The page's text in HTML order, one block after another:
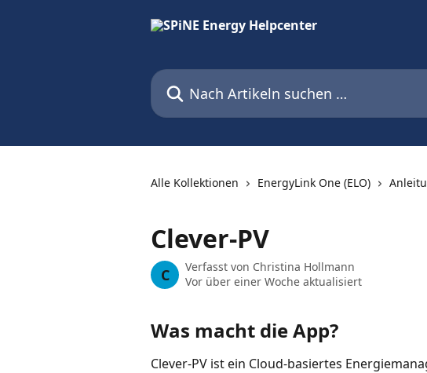
Nach Artikeln suchen …
Alle Kollektionen EnergyLink One (ELO)
Clever-PV
C Verfasst von Christina Hollmann
Vor über einer Woche aktualisiert
Was macht die App?
Clever-PV ist ein Cloud-basiertes